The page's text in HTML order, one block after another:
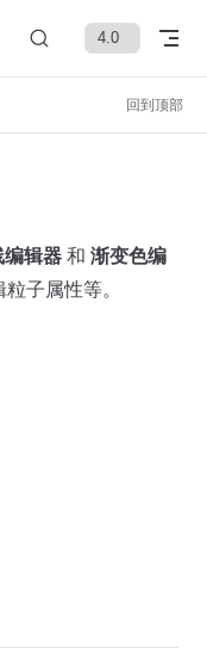
回到顶部
编辑器和 渐变色编
子属性等。